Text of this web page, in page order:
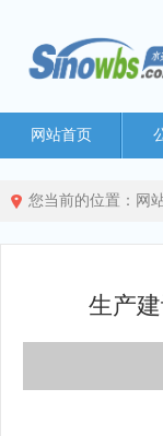
网站首页
您当前的位置： 网
生产